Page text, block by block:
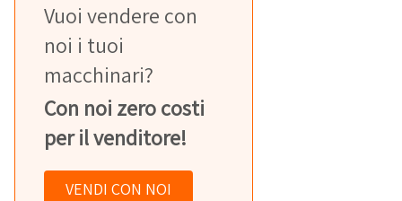
Vuoi vendere con
noi i tuoi
macchinari?
Con noi zero costi
per il venditore!
VENDI CON NOI